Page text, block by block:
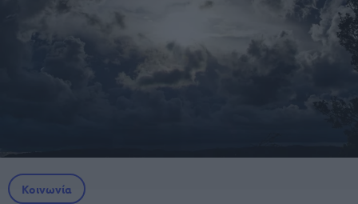
Κοινωνία